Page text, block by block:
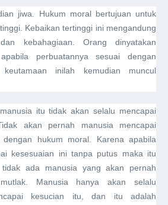
jiwa. Hukum moral bertujuan untuk
Kebaikan tertinggi ini mengandung
kebahagiaan. Orang dinyatakan
perbuatannya sesuai dengan
inilah kemudian muncul
itu tidak akan selalu mencapai
akan pernah manusia mencapai
dengan hukum moral. Karena apabila
kesesuaian ini tanpa putus maka itu
ada manusia yang akan pernah
Manusia hanya akan selalu
kesucian itu, dan itu adalah